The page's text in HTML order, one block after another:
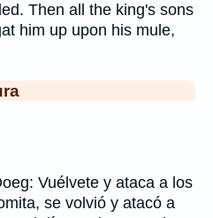
Then all the king's sons
him up upon his mule,
Vuélvete y ataca a los
se volvió y atacó a